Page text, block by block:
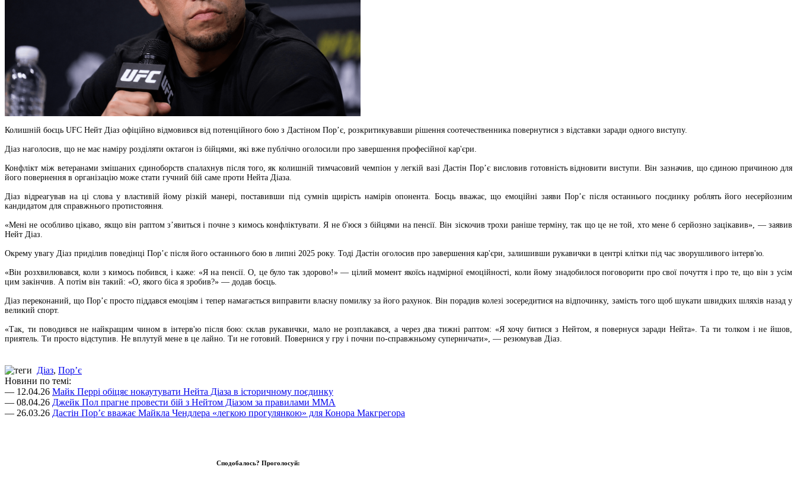
Колишній боєць UFC Нейт Діаз офіційно відмовився від потенційного бою з Дастіном Пор’є, розкритикувавши рішення соотечественника повернутися з відставки заради одного виступу.
Діаз наголосив, що не має наміру розділяти октагон із бійцями, які вже публічно оголосили про завершення професійної кар'єри.
Конфлікт між ветеранами змішаних єдиноборств спалахнув після того, як колишній тимчасовий чемпіон у легкій вазі Дастін Пор’є висловив готовність відновити виступи. Він зазначив, що єдиною причиною для
його повернення в організацію може стати гучний бій саме проти Нейта Діаза.
Діаз відреагував на ці слова у властивій йому різкій манері, поставивши під сумнів щирість намірів опонента. Боєць вважає, що емоційні заяви Пор’є після останнього поєдинку роблять його несерйозним
кандидатом для справжнього протистояння.
«Мені не особливо цікаво, якщо він раптом з’явиться і почне з кимось конфліктувати. Я не б'юся з бійцями на пенсії. Він зіскочив трохи раніше терміну, так що це не той, хто мене б серйозно зацікавив», — заявив
Нейт Діаз.
Окрему увагу Діаз приділив поведінці Пор’є після його останнього бою в липні 2025 року. Тоді Дастін оголосив про завершення кар'єри, залишивши рукавички в центрі клітки під час зворушливого інтерв'ю.
«Він розхвилювався, коли з кимось побився, і каже: «Я на пенсії. О, це було так здорово!» — цілий момент якоїсь надмірної емоційності, коли йому знадобилося поговорити про свої почуття і про те, що він з усім
цим закінчив. А потім він такий: «О, якого біса я зробив?» — додав боєць.
Діаз переконаний, що Пор’є просто піддався емоціям і тепер намагається виправити власну помилку за його рахунок. Він порадив колезі зосередитися на відпочинку, замість того щоб шукати швидких шляхів назад у
великий спорт.
«Так, ти поводився не найкращим чином в інтерв'ю після бою: склав рукавички, мало не розплакався, а через два тижні раптом: «Я хочу битися з Нейтом, я повернуся заради Нейта». Та ти толком і не йшов,
приятель. Ти просто відступив. Не вплутуй мене в це лайно. Ти не готовий. Повернися у гру і почни по-справжньому суперничати», — резюмував Діаз.
Діаз, Пор’є
Новини по темі:
— 12.04.26 Майк Перрі обіцяє нокаутувати Нейта Діаза в історичному поєдинку
— 08.04.26 Джейк Пол прагне провести бій з Нейтом Діазом за правилами ММА
— 26.03.26 Дастін Пор’є вважає Майкла Чендлера «легкою прогулянкою» для Конора Макгрегора
Сподобалось? Проголосуй: